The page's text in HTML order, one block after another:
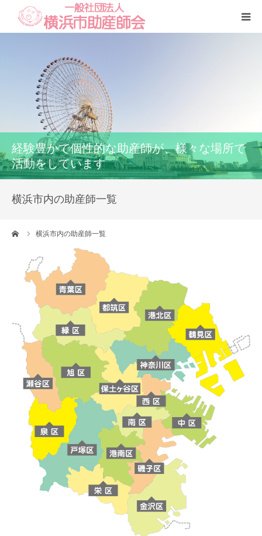
経験豊かで個性的な助産師が、様々な場所で
活動をしています
横浜市内の助産師一覧
横浜市内の助産師一覧
本会
助産師一覧
養成講座
ブログ
お問合せ